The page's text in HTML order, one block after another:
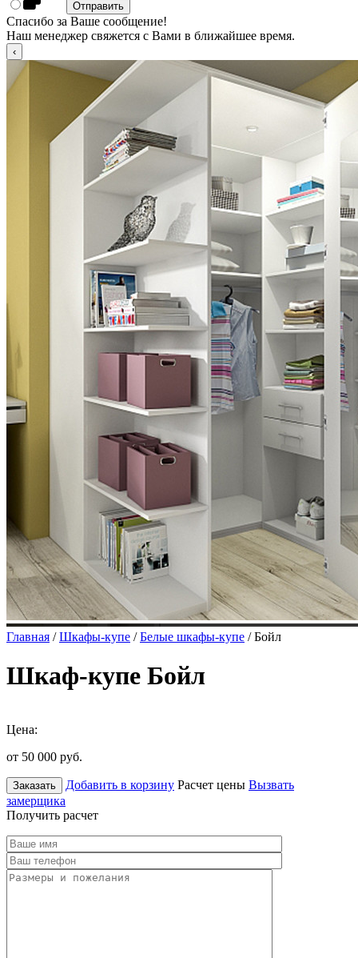
Спасибо за Ваше сообщение!
Наш менеджер свяжется с Вами в ближайшее время.
Главная /Шкафы-купе /Белые шкафы-купе / Бойл
Шкаф-купе Бойл
Цена:
от 50 000 руб.
Заказать Добавить в корзину Расчет цены Вызвать
замерщика
Получить расчет